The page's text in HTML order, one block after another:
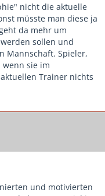
nicht die aktuelle
müsste man diese ja
da mehr um
sollen und
Mannschaft. Spieler,
wenn sie im
Trainer nichts
und motivierten